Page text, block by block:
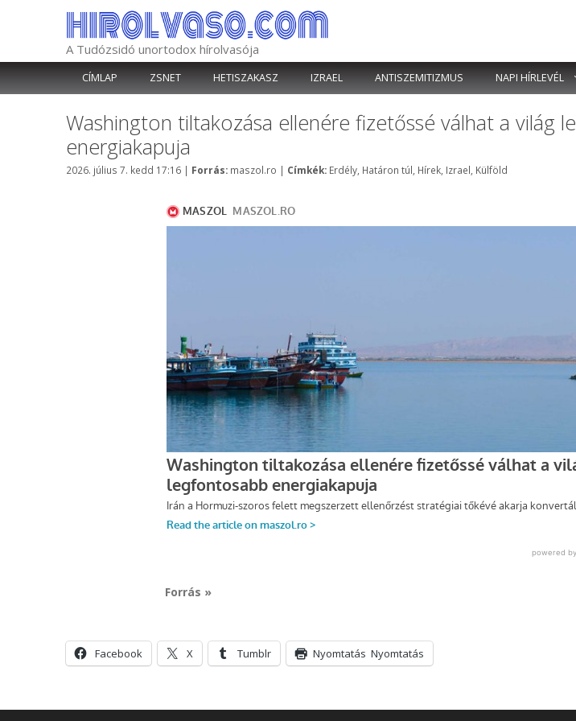
A Tudózsidó unortodox hírolvasója
CÍMLAP ZSNET HETISZAKASZ IZRAEL ANTISZEMITIZMUS NAPI HÍRLEVÉL
Washington tiltakozása ellenére fizetőssé válhat a világ
energiakapuja
2026. július 7. kedd 17:16 | Forrás: Kategória
maszol.ro | Címkék: Címkék
Erdély Határon túl Hírek Izrael Külföld
Forrás »
Facebook X Tumblr Nyomtatás Nyomtatás